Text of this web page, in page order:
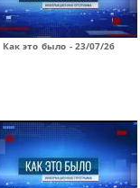
Как это было - 23/07/26